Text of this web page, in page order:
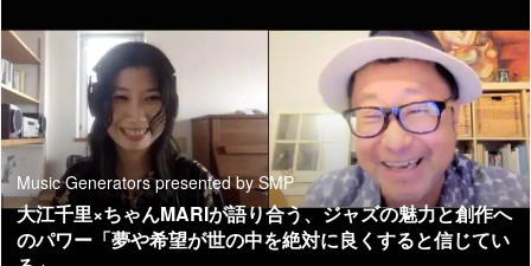
Music Generators presented by SMP
大江千里×ちゃんMARIが語り合う、ジャズの魅力と創作へ
のパワー「夢や希望が世の中を絶対に良くすると信じてい